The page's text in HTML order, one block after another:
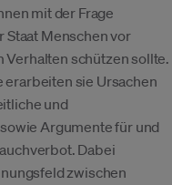
mit der Frage
Staat Menschen vor
schützen sollte.
sie Ursachen
und
Argumente für und
Dabei
zwischen